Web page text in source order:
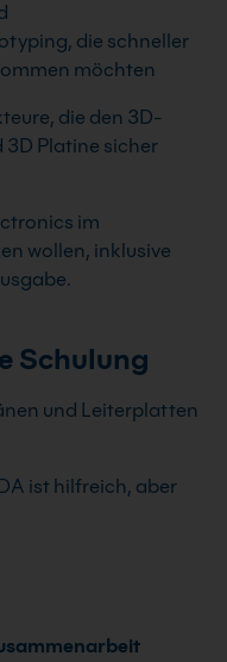
die schneller
möchten
die den 3D-
3D Platine sicher
im
wollen, inklusive
Schulung
und Leiterplatten
ist hilfreich, aber